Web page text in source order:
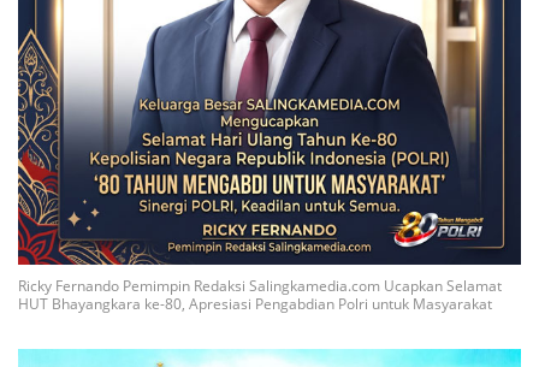
Ricky Fernando Pemimpin Redaksi Salingkamedia.com Ucapkan Selamat
HUT Bhayangkara ke-80, Apresiasi Pengabdian Polri untuk Masyarakat